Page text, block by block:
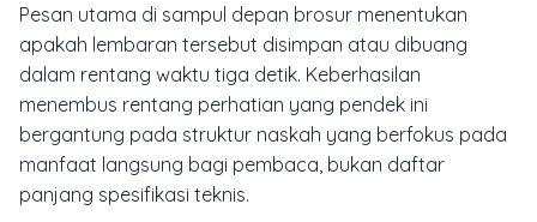
Pesan utama di sampul depan brosur menentukan
apakah lembaran tersebut disimpan atau dibuang
dalam rentang waktu tiga detik. Keberhasilan
menembus rentang perhatian yang pendek ini
bergantung pada struktur naskah yang berfokus pada
manfaat langsung bagi pembaca, bukan daftar
panjang spesifikasi teknis.